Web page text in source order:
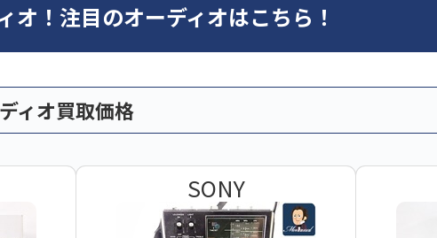
オ！注目のオーディオはこちら！
ィオ買取価格
SONY